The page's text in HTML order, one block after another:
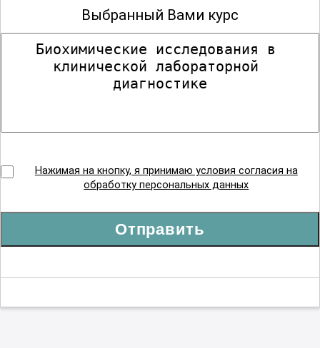
Выбранный Вами курс
Нажимая на кнопку, я принимаю условия согласия на
обработку персональных данных
Отправить